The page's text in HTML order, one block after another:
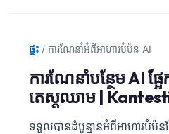
ផ្ទះ / ការណែនាំអំពីអាហារបំប៉ន AI
ការណែនាំបន្ថែម AI ផ្អែ
តេស្តឈាម |
ទទួលបានដំបូន្មានអំពីអាហារបំប៉ន